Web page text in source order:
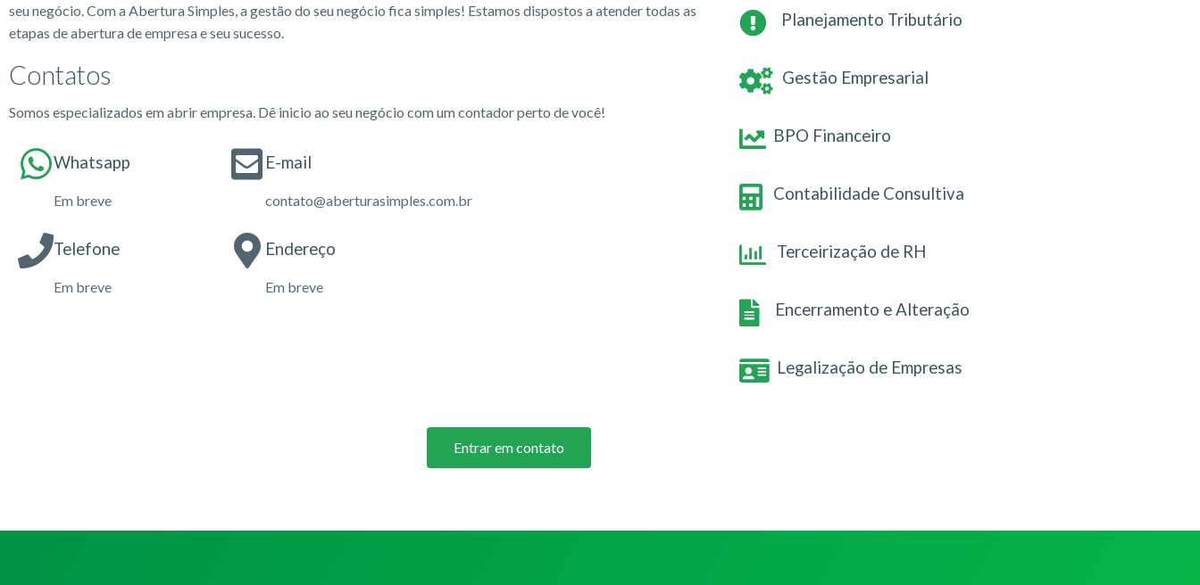
seu negócio. Com a Abertura Simples, a gestão do seu negócio fica simples! Estamos dispostos a atender todas as
etapas de abertura de empresa e seu sucesso.
Contatos
Somos especializados em abrir empresa. Dê inicio ao seu negócio com um contador perto de você!
Whatsapp
Em breve
Telefone
Em breve
E-mail
contato@aberturasimples.com.br
Endereço
Em breve
Planejamento Tributário
Gestão Empresarial
BPO Financeiro
Contabilidade Consultiva
Terceirização de RH
Encerramento e Alteração
Legalização de Empresas
Entrar em contato